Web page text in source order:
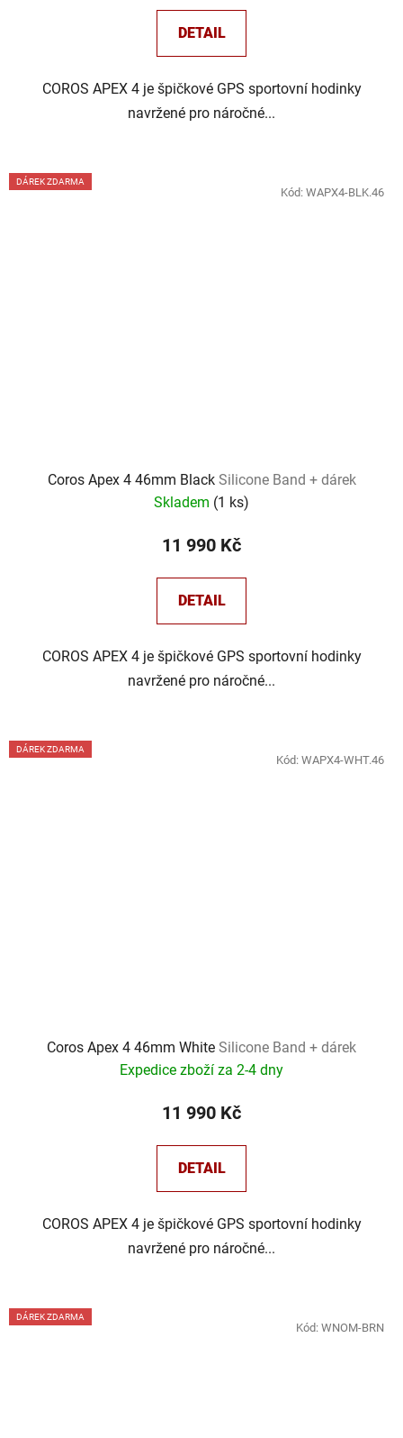
DETAIL
COROS APEX 4 je špičkové GPS sportovní hodinky
navržené pro náročné...
DÁREK ZDARMA
Coros Apex 4 46mm Black Silicone Band + dárek
Skladem (1 ks)
11 990 Kč
DETAIL
COROS APEX 4 je špičkové GPS sportovní hodinky
navržené pro náročné...
Kód: WAPX4-BLK.46
DÁREK ZDARMA
Coros Apex 4 46mm White Silicone Band + dárek
Expedice zboží za 2-4 dny
11 990 Kč
DETAIL
COROS APEX 4 je špičkové GPS sportovní hodinky
navržené pro náročné...
Kód: WAPX4-WHT.46
DÁREK ZDARMA
Kód: WNOM-BRN